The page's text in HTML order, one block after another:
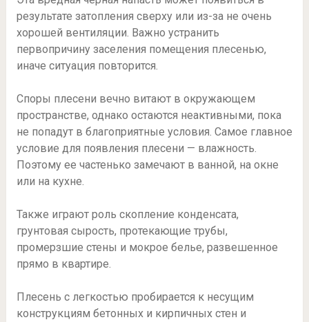
результате затопления сверху или из-за не очень
хорошей вентиляции. Важно устранить
первопричину заселения помещения плесенью,
иначе ситуация повторится.
Споры плесени вечно витают в окружающем
пространстве, однако остаются неактивными, пока
не попадут в благоприятные условия. Самое главное
условие для появления плесени — влажность.
Поэтому ее частенько замечают в ванной, на окне
или на кухне.
Также играют роль скопление конденсата,
грунтовая сырость, протекающие трубы,
промерзшие стены и мокрое белье, развешенное
прямо в квартире.
Плесень с легкостью пробирается к несущим
конструкциям бетонных и кирпичных стен и